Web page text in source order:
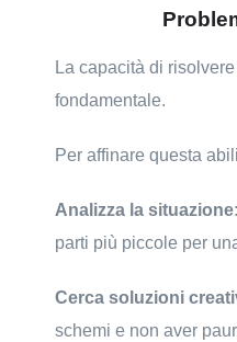
La capacità di
fondamentale.
Per affinare questa
Analizza la situazione
parti più piccole per
Cerca soluzioni
schemi e non aver